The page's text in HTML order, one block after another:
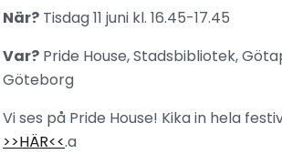
När? Tisdag 11 juni kl. 16.45-17.45
Var? Pride House, Stadsbibliotek,
Göteborg
Vi ses på Pride House! Kika in hela
>>HÄR<<.a